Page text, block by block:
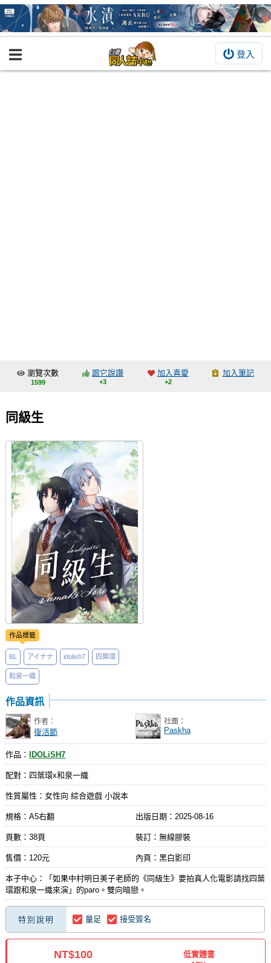
登入
BOOKY書集倉庫
交流中心
會員功能選單
會員中心
註冊會員
登入
瀏覽次數
1599
跟它說讚
+3
加入喜愛
+2
加入筆記
同級生
作品標籤
BL アイナナ idolish7 四葉環
和泉一織
作品資訊
作者：
復活節
社團：
Paskha
作品： IDOLiSH7
配對：四葉環x和泉一織
性質屬性：女性向 綜合遊戲 小說本
規格：A5右翻 出版日期： 2025-08-16
頁數：38頁 裝訂：無線膠裝
售價：120元 內頁：黑白影印
本子中心：「如果中村明日美子老師的《同級生》要拍真人化電影請找四葉
環跟和泉一織來演」的paro。雙向暗戀。
特別說明 量足 接受簽名
NT$100
低實體書